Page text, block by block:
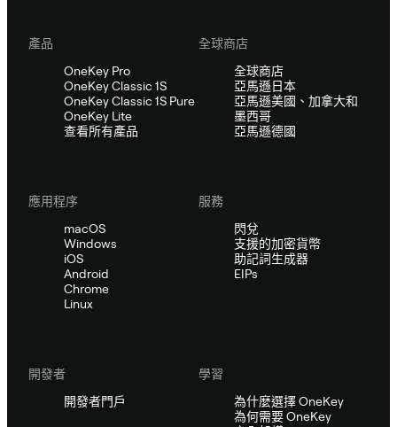
產品
OneKey Pro
OneKey Classic 1S
OneKey Classic 1S Pure
OneKey Lite
查看所有產品
全球商店
全球商店
亞馬遜日本
亞馬遜美國、加拿大和
墨西哥
亞馬遜德國
應用程序
macOS
Windows
iOS
Android
Chrome
Linux
服務
閃兌
支援的加密貨幣
助記詞生成器
EIPs
開發者
開發者門戶
學習
為什麼選擇 OneKey
為何需要 OneKey